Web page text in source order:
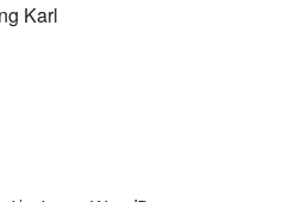
Karl